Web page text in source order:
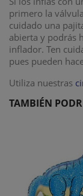
primero la
cuidado una
abierta y podrás
inflador. Ten
pues pueden
Utiliza nuestras
TAMBIÉN